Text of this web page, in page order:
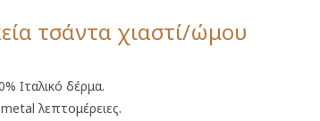
τσάντα χιαστί/ώμου
Ιταλικό δέρμα.
λεπτομέρειες.